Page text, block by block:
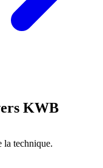
KWB
la technique.